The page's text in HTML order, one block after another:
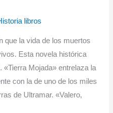
libros
que la vida de los muertos
Esta novela histórica
«Tierra Mojada» entrelaza la
con la de uno de los miles
de Ultramar. «Valero,